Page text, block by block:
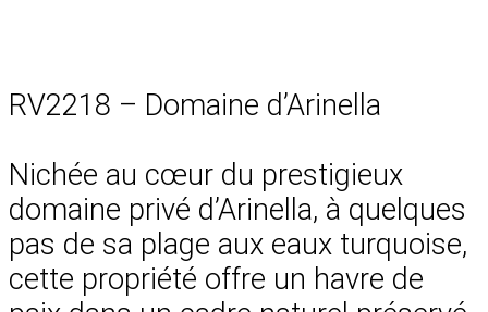
RV2218 – Domaine d’Arinella
Nichée au cœur du prestigieux
domaine privé d’Arinella, à quelques
pas de sa plage aux eaux turquoise,
cette propriété offre un havre de